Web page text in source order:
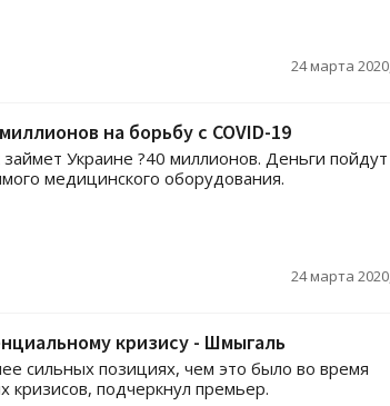
24 марта
на борьбу с COVID-19
займет Украине ?40 миллионов. Деньги
медицинского оборудования.
24 марта
кризису - Шмыгаль
сильных позициях, чем это было во время
подчеркнул премьер.